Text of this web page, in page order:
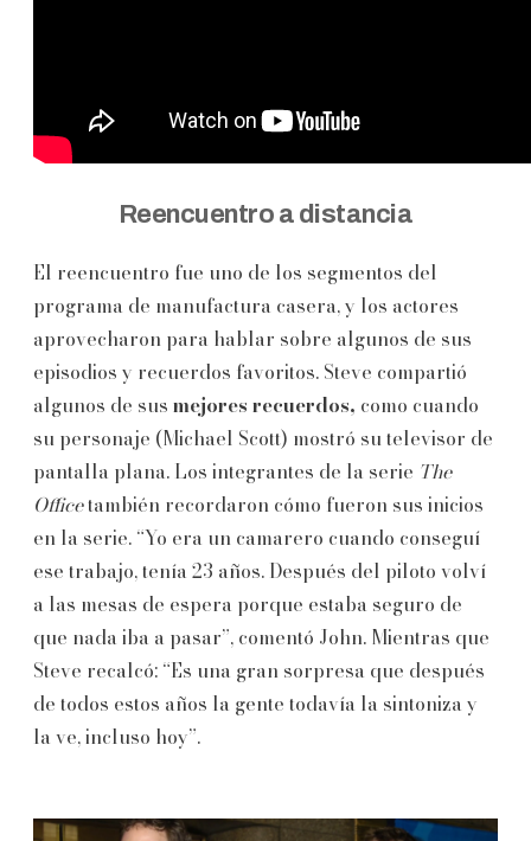
Reencuentro a distancia
El reencuentro fue uno de los segmentos del
programa de manufactura casera, y los actores
aprovecharon para hablar sobre algunos de sus
episodios y recuerdos favoritos. Steve compartió
algunos de sus mejores recuerdos, como cuando
su personaje (Michael Scott) mostró su televisor de
pantalla plana. Los integrantes de la serie The
Officetambién recordaron cómo fueron sus inicios
en la serie. “Yo era un camarero cuando conseguí
ese trabajo, tenía 23 años. Después del piloto volví
a las mesas de espera porque estaba seguro de
que nada iba a pasar”, comentó John. Mientras que
Steve recalcó: “Es una gran sorpresa que después
de todos estos años la gente todavía la sintoniza y
la ve, incluso hoy”.